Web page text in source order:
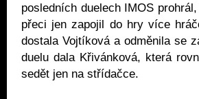
posledních duelech IMOS
přeci jen zapojil do hry více
dostala Vojtíková a odměnila se
duelu dala Křivánková, která
sedět jen na střídačce.